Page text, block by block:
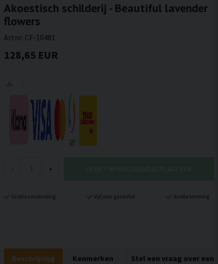
Akoestisch schilderij - Beautiful lavender
flowers
Artnr: CF-10481
128,65 EUR
- +
Gratis verzending Vijf jaar garantie Snelle levering
Beschrijving Kenmerken Stel een vraag over een